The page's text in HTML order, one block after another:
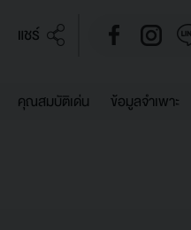
แชร์
คุณสมบัติเด่น ข้อมูลจำเพาะ